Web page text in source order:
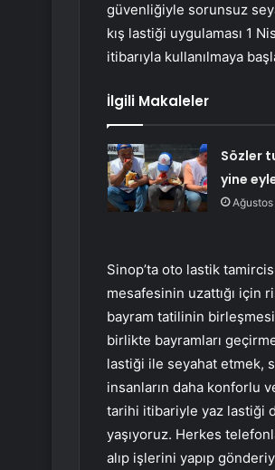
güvenliğiyle sorunsuz
kış lastiği uygulaması 1
itibarıyla kullanılmaya
İlgili Makaleler
Sözler
yine
Sinop’ta oto lastik
mesafesinin uzattığı için
bayram tatilinin
birlikte bayramları
lastiği ile seyahat etmek,
insanların daha konforlu
tarihi itibariyle yaz lastiği
yaşıyoruz. Herkes
alıp işlerini yapıp